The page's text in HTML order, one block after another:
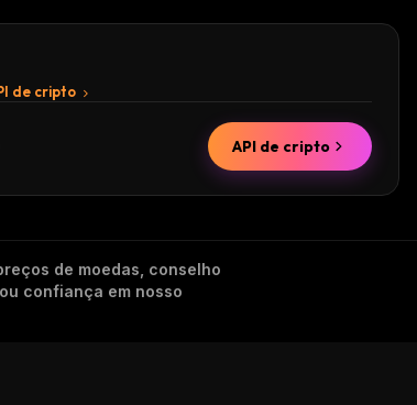
de cripto
API de cripto
de moedas, conselho
confiança em nosso